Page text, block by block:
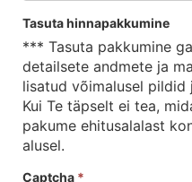
Tasuta hinnapakkumine
*** Tasuta pakkumine
detailsete andmete ja
lisatud võimalusel pildid
Kui Te täpselt ei tea,
pakume ehitusalalast
alusel.
Captcha *